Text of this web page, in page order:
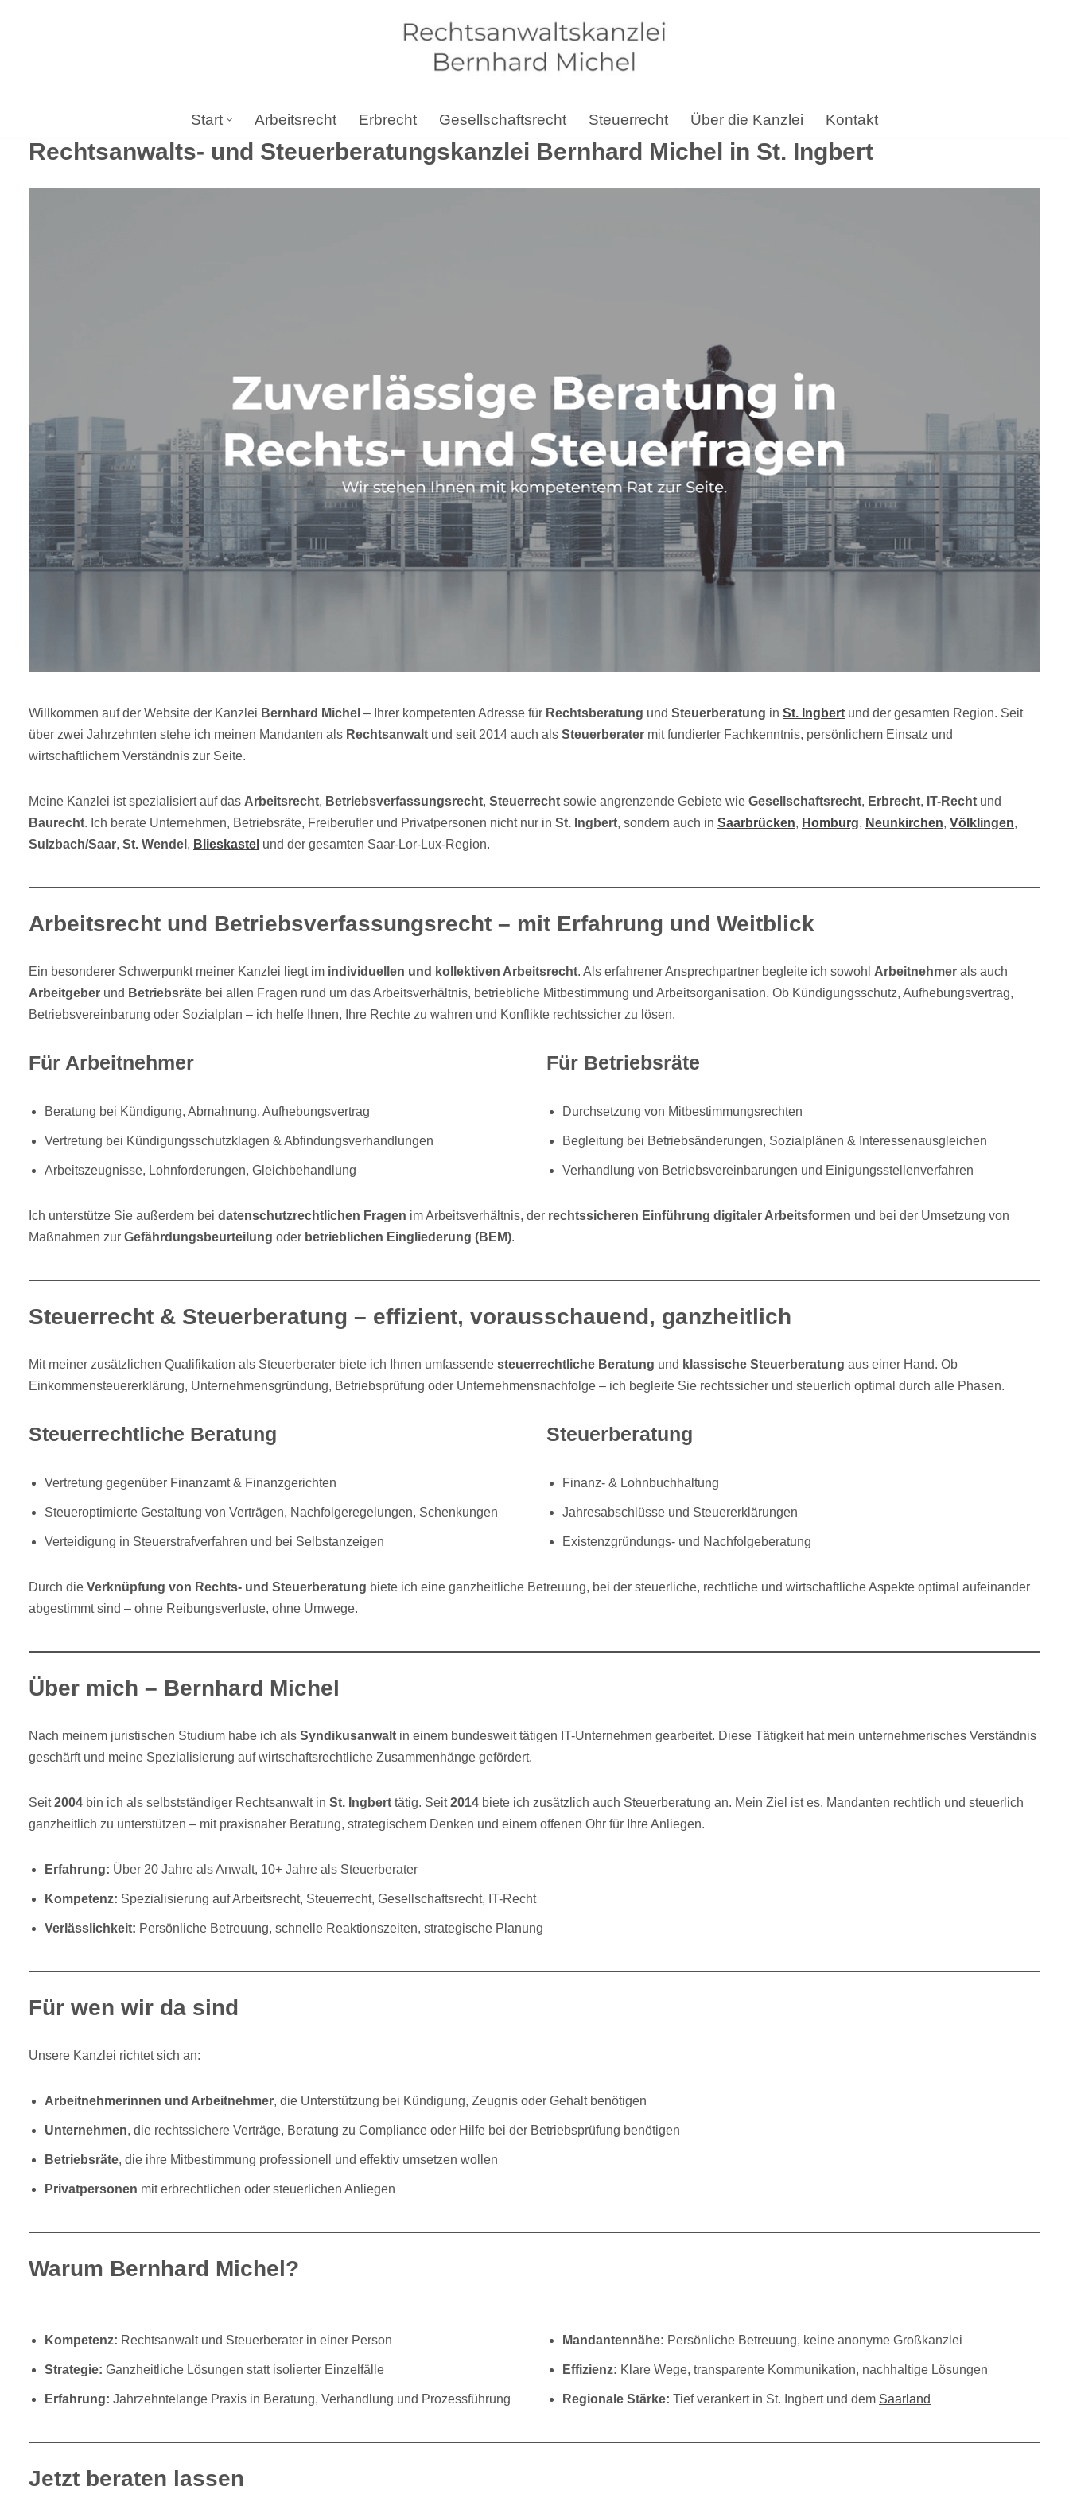
Start Arbeitsrecht Erbrecht Gesellschaftsrecht Steuerrecht Über die Kanzlei Kontakt
Rechtsanwalts- und Steuerberatungskanzlei Bernhard Michel in St. Ingbert
Willkommen auf der Website der Kanzlei Bernhard Michel – Ihrer kompetenten Adresse für Rechtsberatung und Steuerberatung in St. Ingbert und der gesamten Region. Seit
über zwei Jahrzehnten stehe ich meinen Mandanten als Rechtsanwalt und seit 2014 auch als Steuerberater mit fundierter Fachkenntnis, persönlichem Einsatz und
wirtschaftlichem Verständnis zur Seite.
Meine Kanzlei ist spezialisiert auf das Arbeitsrecht, Betriebsverfassungsrecht, Steuerrecht sowie angrenzende Gebiete wie Gesellschaftsrecht, Erbrecht, IT-Recht und
Baurecht. Ich berate Unternehmen, Betriebsräte, Freiberufler und Privatpersonen nicht nur in St. Ingbert, sondern auch in Saarbrücken, Homburg, Neunkirchen, Völklingen,
Sulzbach/Saar, St. Wendel , Blieskastel und der gesamten Saar-Lor-Lux-Region.
Arbeitsrecht und Betriebsverfassungsrecht – mit Erfahrung und Weitblick
Ein besonderer Schwerpunkt meiner Kanzlei liegt im individuellen und kollektiven Arbeitsrecht. Als erfahrener Ansprechpartner begleite ich sowohl Arbeitnehmer als auch
Arbeitgeber und Betriebsräte bei allen Fragen rund um das Arbeitsverhältnis, betriebliche Mitbestimmung und Arbeitsorganisation. Ob Kündigungsschutz, Aufhebungsvertrag,
Betriebsvereinbarung oder Sozialplan – ich helfe Ihnen, Ihre Rechte zu wahren und Konflikte rechtssicher zu lösen.
Für Arbeitnehmer
Beratung bei Kündigung, Abmahnung, Aufhebungsvertrag
Vertretung bei Kündigungsschutzklagen & Abfindungsverhandlungen
Arbeitszeugnisse, Lohnforderungen, Gleichbehandlung
Für Betriebsräte
Durchsetzung von Mitbestimmungsrechten
Begleitung bei Betriebsänderungen, Sozialplänen & Interessenausgleichen
Verhandlung von Betriebsvereinbarungen und Einigungsstellenverfahren
Ich unterstütze Sie außerdem bei datenschutzrechtlichen Fragen im Arbeitsverhältnis, der rechtssicheren Einführung digitaler Arbeitsformen und bei der Umsetzung von
Maßnahmen zur Gefährdungsbeurteilung oder betrieblichen Eingliederung (BEM).
Steuerrecht & Steuerberatung – effizient, vorausschauend, ganzheitlich
Mit meiner zusätzlichen Qualifikation als Steuerberater biete ich Ihnen umfassende steuerrechtliche Beratung und klassische Steuerberatung aus einer Hand. Ob
Einkommensteuererklärung, Unternehmensgründung, Betriebsprüfung oder Unternehmensnachfolge – ich begleite Sie rechtssicher und steuerlich optimal durch alle Phasen.
Steuerrechtliche Beratung
Vertretung gegenüber Finanzamt & Finanzgerichten
Steueroptimierte Gestaltung von Verträgen, Nachfolgeregelungen, Schenkungen
Verteidigung in Steuerstrafverfahren und bei Selbstanzeigen
Steuerberatung
Finanz- & Lohnbuchhaltung
Jahresabschlüsse und Steuererklärungen
Existenzgründungs- und Nachfolgeberatung
Durch die Verknüpfung von Rechts- und Steuerberatung biete ich eine ganzheitliche Betreuung, bei der steuerliche, rechtliche und wirtschaftliche Aspekte optimal aufeinander
abgestimmt sind – ohne Reibungsverluste, ohne Umwege.
Über mich – Bernhard Michel
Nach meinem juristischen Studium habe ich als Syndikusanwalt in einem bundesweit tätigen IT-Unternehmen gearbeitet. Diese Tätigkeit hat mein unternehmerisches Verständnis
geschärft und meine Spezialisierung auf wirtschaftsrechtliche Zusammenhänge gefördert.
Seit2004 bin ich als selbstständiger Rechtsanwalt in St. Ingbert tätig. Seit2014 biete ich zusätzlich auch Steuerberatung an. Mein Ziel ist es, Mandanten rechtlich und steuerlich
ganzheitlich zu unterstützen – mit praxisnaher Beratung, strategischem Denken und einem offenen Ohr für Ihre Anliegen.
Erfahrung: Über 20 Jahre als Anwalt, 10+ Jahre als Steuerberater
Kompetenz: Spezialisierung auf Arbeitsrecht, Steuerrecht, Gesellschaftsrecht, IT-Recht
Verlässlichkeit: Persönliche Betreuung, schnelle Reaktionszeiten, strategische Planung
Für wen wir da sind
Unsere Kanzlei richtet sich an:
Arbeitnehmerinnen und Arbeitnehmer, die Unterstützung bei Kündigung, Zeugnis oder Gehalt benötigen
Unternehmen, die rechtssichere Verträge, Beratung zu Compliance oder Hilfe bei der Betriebsprüfung benötigen
Betriebsräte, die ihre Mitbestimmung professionell und effektiv umsetzen wollen
Privatpersonen mit erbrechtlichen oder steuerlichen Anliegen
Warum Bernhard Michel?
Kompetenz: Rechtsanwalt und Steuerberater in einer Person
Strategie: Ganzheitliche Lösungen statt isolierter Einzelfälle
Erfahrung: Jahrzehntelange Praxis in Beratung, Verhandlung und Prozessführung
Mandantennähe: Persönliche Betreuung, keine anonyme Großkanzlei
Effizienz: Klare Wege, transparente Kommunikation, nachhaltige Lösungen
Regionale Stärke: Tief verankert in St. Ingbert und dem Saarland
Jetzt beraten lassen